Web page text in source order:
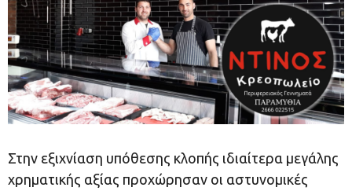
Στην εξιχνίαση υπόθεσης κλοπής ιδιαίτερα μεγάλης
χρηματικής αξίας προχώρησαν οι αστυνομικές